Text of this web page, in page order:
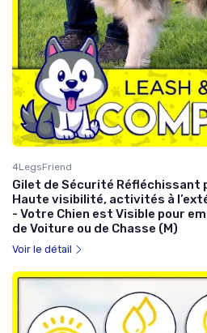
4LegsFriend
Gilet de Sécurité Réfléchissant
Haute visibilité, activités à
- Votre Chien est Visible pour
de Voiture ou de Chasse (M)
Voir le détail